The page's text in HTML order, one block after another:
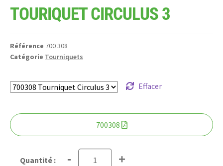
TOURIQUET CIRCULUS 3
Référence 700 308
Catégorie Tourniquets
Effacer
700308
- +